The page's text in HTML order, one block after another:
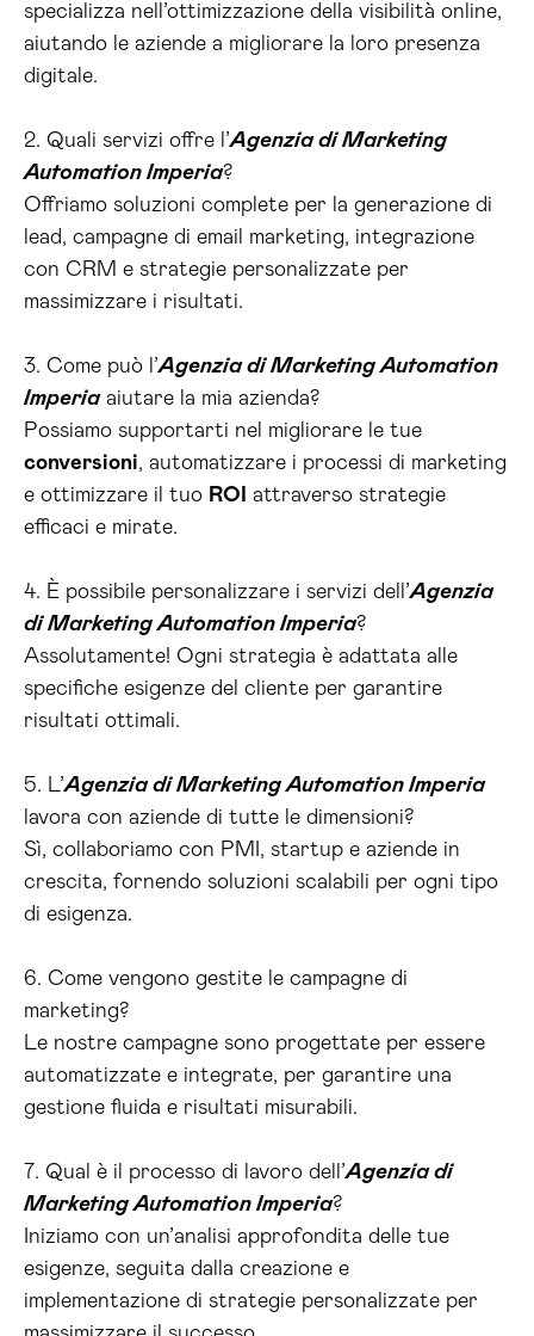
specializza nell’ottimizzazione della visibilità online,
aiutando le aziende a migliorare la loro presenza
digitale.
2. Quali servizi offre l’Agenzia di Marketing
Automation Imperia?
Offriamo soluzioni complete per la generazione di
lead, campagne di email marketing, integrazione
con CRM e strategie personalizzate per
massimizzare i risultati.
3. Come può l’Agenzia di Marketing Automation
Imperiaaiutare la mia azienda?
Possiamo supportarti nel migliorare le tue
conversioni, automatizzare i processi di marketing
e ottimizzare il tuo ROI
attraverso strategie
efficaci e mirate.
4. È possibile personalizzare i servizi dell’Agenzia
di Marketing Automation Imperia?
Assolutamente! Ogni strategia è adattata alle
specifiche esigenze del cliente per garantire
risultati ottimali.
5. L’Agenzia di Marketing Automation Imperia
lavora con aziende di tutte le dimensioni?
Sì, collaboriamo con PMI, startup e aziende in
crescita, fornendo soluzioni scalabili per ogni tipo
di esigenza.
6. Come vengono gestite le campagne di
marketing?
Le nostre campagne sono progettate per essere
automatizzate e integrate, per garantire una
gestione fluida e risultati misurabili.
7. Qual è il processo di lavoro dell’Agenzia di
Marketing Automation Imperia?
Iniziamo con un’analisi approfondita delle tue
esigenze, seguita dalla creazione e
implementazione di strategie personalizzate per